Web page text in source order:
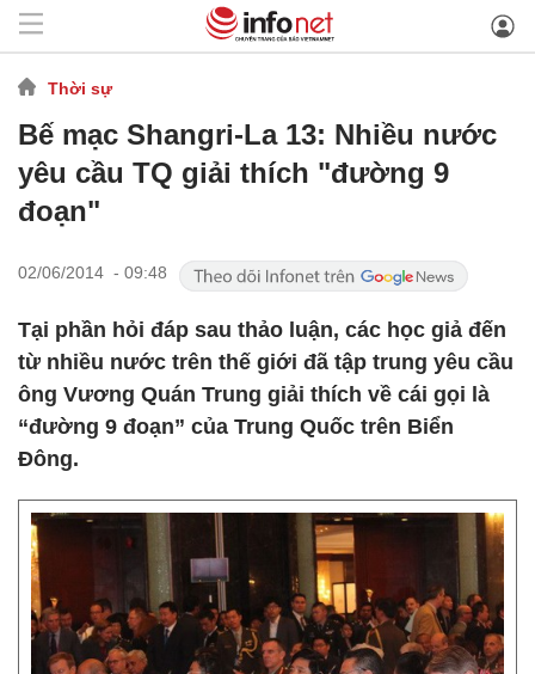
Thời sự
Bế mạc Shangri-La 13: Nhiều nước
yêu cầu TQ giải thích "đường 9
đoạn"
02/06/2014 - 09:48
Tại phần hỏi đáp sau thảo luận, các học giả đến
từ nhiều nước trên thế giới đã tập trung yêu cầu
ông Vương Quán Trung giải thích về cái gọi là
“đường 9 đoạn” của Trung Quốc trên Biển
Đông.